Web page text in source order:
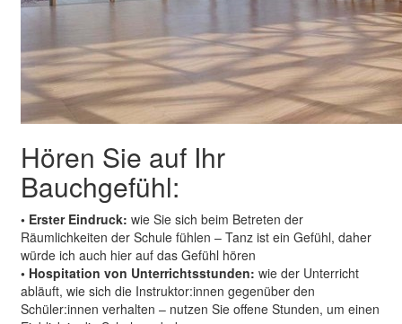
Hören Sie auf Ihr
Bauchgefühl:
• Erster Eindruck: wie Sie sich beim Betreten der
Räumlichkeiten der Schule fühlen – Tanz ist ein Gefühl, daher
würde ich auch hier auf das Gefühl hören
• Hospitation von Unterrichtsstunden: wie der Unterricht
abläuft, wie sich die Instruktor:innen gegenüber den
Schüler:innen verhalten – nutzen Sie offene Stunden, um einen